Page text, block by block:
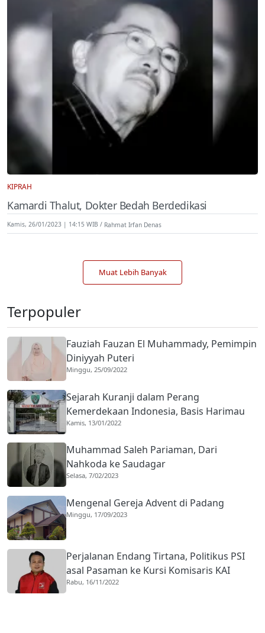
KIPRAH
Kamardi Thalut, Dokter Bedah Berdedikasi
Kamis, 26/01/2023 | 14:15 WIB Rahmat Irfan Denas
Muat Lebih Banyak
Terpopuler
Fauziah Fauzan El Muhammady, Pemimpin
Diniyyah Puteri
Minggu, 25/09/2022
Sejarah Kuranji dalam Perang
Kemerdekaan Indonesia, Basis Harimau
Kuranji
Kamis, 13/01/2022
Muhammad Saleh Pariaman, Dari
Nahkoda ke Saudagar
Selasa, 7/02/2023
Mengenal Gereja Advent di Padang
Minggu, 17/09/2023
Perjalanan Endang Tirtana, Politikus PSI
asal Pasaman ke Kursi Komisaris KAI
Rabu, 16/11/2022